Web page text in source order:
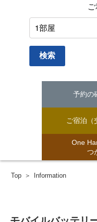
検索
予約の
ご宿泊（
One
つ
Top Information